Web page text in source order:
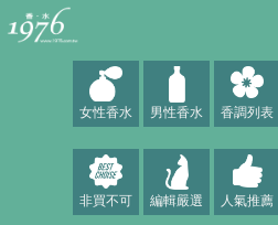
女性香水 男性香水 香調列表
非買不可 編輯嚴選 人氣推薦